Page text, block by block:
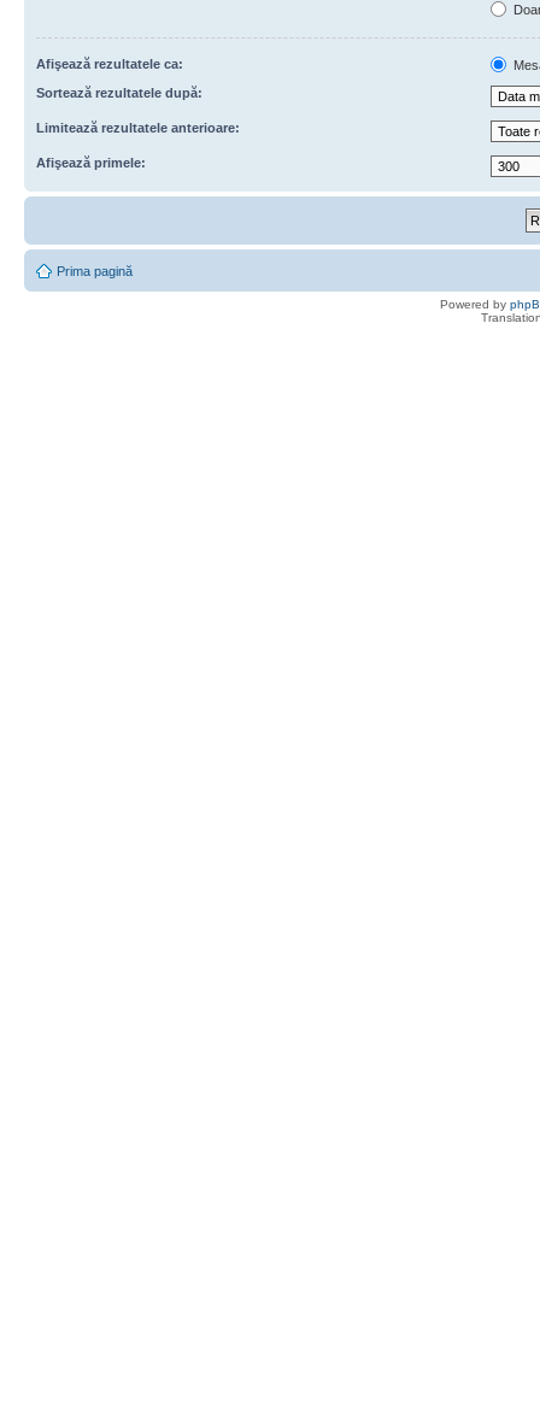
Afişează rezultatele ca:
Sortează rezultatele după:
Limitează rezultatele anterioare:
Afişează primele:
Prima pagină
Powered by